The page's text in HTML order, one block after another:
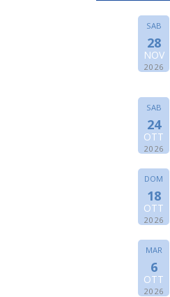
SAB
28
NOV
2026
SAB
24
OTT
2026
DOM
18
OTT
2026
MAR
6
OTT
2026